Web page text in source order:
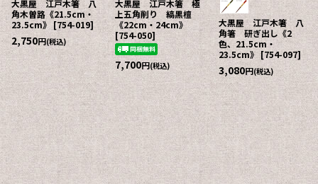
大黒屋 江戸木箸 八
角木曽路《21.5cm・
23.5cm》 [754-019]
2,750円(税込)
大黒屋 江戸木箸 極
上五角削り 縞黒檀
《22cm・24cm》
[754-050]
7,700円(税込)
大黒屋 江戸木箸 八
角箸 研ぎ出し《2
色、21.5cm・
23.5cm》 [754-097]
3,080円(税込)